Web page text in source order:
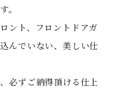
。
ント、フロントドアガ
んでいない、美しい仕
必ずご納得頂ける仕上